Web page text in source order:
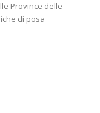
Province delle
di posa